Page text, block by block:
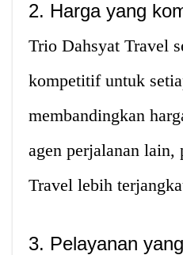
2. Harga yang
Trio Dahsyat Travel
kompetitif untuk
membandingkan
agen perjalanan lain,
Travel lebih
3. Pelayanan